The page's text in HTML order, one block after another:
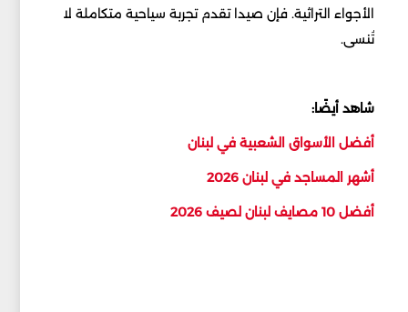
الأجواء التراثية. فإن صيدا تقدم تجربة سياحية متكاملة لا
تُنسى.
شاهد أيضًا:
أفضل الأسواق الشعبية في لبنان
أشهر المساجد في لبنان 2026
أفضل 10 مصايف لبنان لصيف 2026